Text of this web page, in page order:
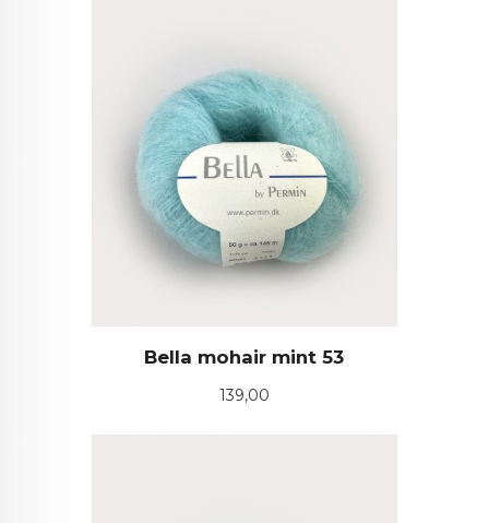
Bella mohair mint 53
Pris
139,00